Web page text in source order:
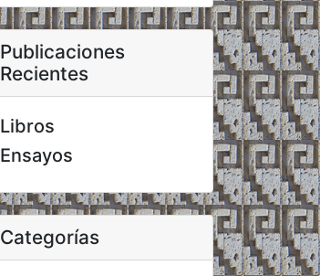
Publicaciones
Recientes
Libros
Ensayos
Categorías